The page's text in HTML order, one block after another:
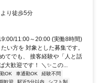
り徒歩5分
11:00～20:00 (実働8時間)
い方を 対象とした募集です。
てでも、 接客経験や「人と話
大歓迎です！ ＼✨この...
OK 車通勤OK
経験不問
歓迎 駅近5分以内 シフト制